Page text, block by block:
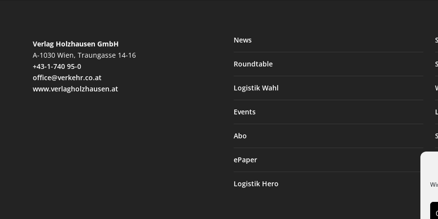
Verlag Holzhausen GmbH
A-1030 Wien, Traungasse 14-16
+43-1-740 95-0
office@verkehr.co.at
www.verlagholzhausen.at
News
Roundtable
Logistik Wahl
Events
Abo
ePaper
Logistik Hero